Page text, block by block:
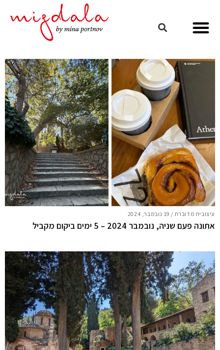
עיצובית מדוברת / 19 נובמבר, 2024
אתונה פעם שניה, נובמבר 2024 – 5 ימים ביקום מקביל